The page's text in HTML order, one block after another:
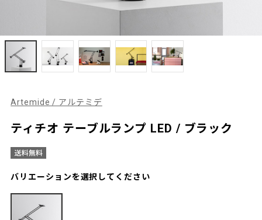
Artemide / アルテミデ
ティチオ テーブルランプ LED / ブラック
バリエーションを選択してください